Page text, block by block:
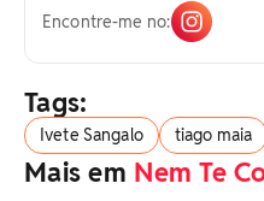
Encontre-me no:
Tags:
Ivete Sangalo tiago maia
Mais em Nem Te